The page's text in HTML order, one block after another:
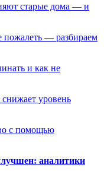
старые дома — и
пожалеть — разбираем
и как не
уровень
с помощью
аналитики